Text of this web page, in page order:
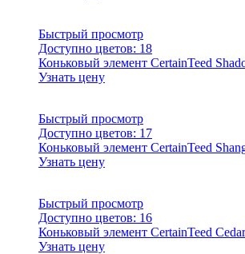
Быстрый просмотр
Доступно цветов: 18
Коньковый элемент CertainTeed
Узнать цену
Быстрый просмотр
Доступно цветов: 17
Коньковый элемент CertainTeed
Узнать цену
Быстрый просмотр
Доступно цветов: 16
Коньковый элемент CertainTeed
Узнать цену